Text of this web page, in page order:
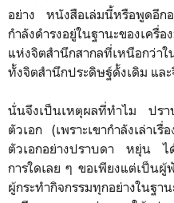
อย่าง หนังสือเล่มนี้หรือพูดอีก
กำลังดำรงอยู่ในฐานะของเครื่
แห่งจิตสำนึกสากลที่เหนือกว่า
ทั้งจิตสำนึกประดิษฐ์ดั้งเดิม แล
นั่นจึงเป็นเหตุผลที่ทำไม ปร
ตัวเอก (เพราะเขากำลังเล่าเ
ตัวเอกอย่างปราบดา หยุ่น ได้
การใดเลย ๆ ขอเพียงแต่เป็น
ผู้กระทำกิจกรรมทุกอย่างในฐ